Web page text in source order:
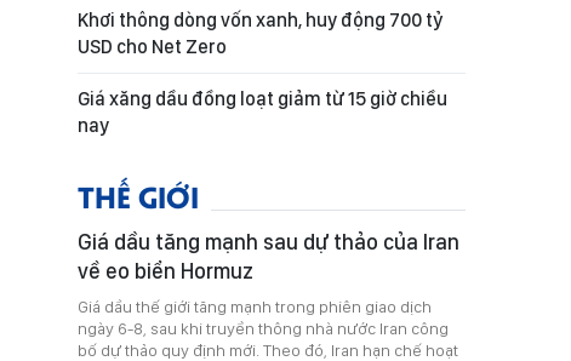
Khơi thông dòng vốn xanh, huy động 700 tỷ
USD cho Net Zero
Giá xăng dầu đồng loạt giảm từ 15 giờ chiều
nay
THẾ GIỚI
Giá dầu tăng mạnh sau dự thảo của Iran
về eo biển Hormuz
Giá dầu thế giới tăng mạnh trong phiên giao dịch
ngày 6-8, sau khi truyền thông nhà nước Iran công
bố dự thảo quy định mới. Theo đó, Iran hạn chế hoạt